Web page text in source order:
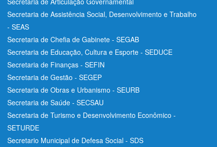
Secretaria de Assistência Social, Desenvolvimento e Trabalho
- SEAS
Secretaria de Chefia de Gabinete - SEGAB
Secretaria de Educação, Cultura e Esporte - SEDUCE
Secretaria de Finanças - SEFIN
Secretaria de Gestão - SEGEP
Secretaria de Obras e Urbanismo - SEURB
Secretaria de Saúde - SECSAU
Secretaria de Turismo e Desenvolvimento Econômico -
SETURDE
Secretario Municipal de Defesa Social - SDS